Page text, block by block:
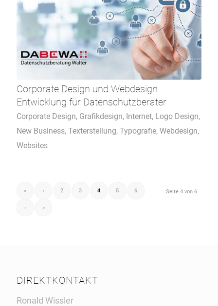
Corporate Design und Webdesign
Entwicklung für Datenschutzberater
Corporate Design, Grafikdesign, Internet, Logo Design,
New Business, Texterstellung, Typografie, Webdesign,
Websites
Seite 4 von 6
« ‹ 2 3 4 5 6
› »
DIREKTKONTAKT
Ronald Wissler